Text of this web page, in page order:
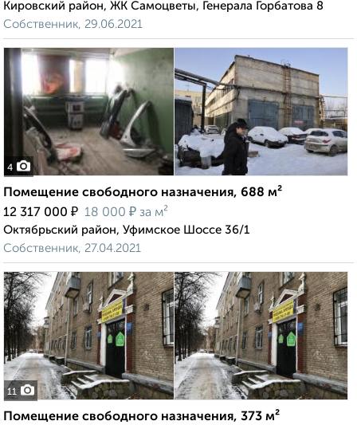
Кировский район, ЖК Самоцветы, Генерала Горбатова 8
Собственник, 29.06.2021
4
Помещение свободного назначения, 688 м²
12 317 000 ₽ 18 000 ₽ за м²
Октябрьский район, Уфимское Шоссе 36/1
Собственник, 27.04.2021
11
Помещение свободного назначения, 373 м²